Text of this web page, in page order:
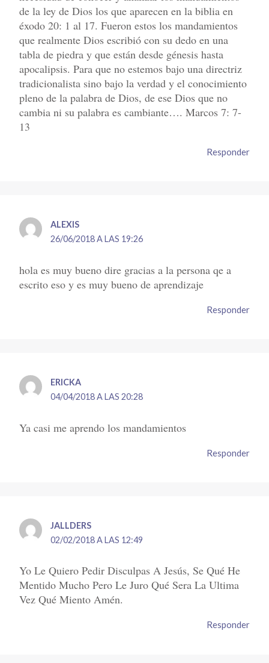
de la ley de Dios los que aparecen en la biblia en
éxodo 20: 1 al 17. Fueron estos los mandamientos
que realmente Dios escribió con su dedo en una
tabla de piedra y que están desde génesis hasta
apocalipsis. Para que no estemos bajo una directriz
tradicionalista sino bajo la verdad y el conocimiento
pleno de la palabra de Dios, de ese Dios que no
cambia ni su palabra es cambiante…. Marcos 7: 7-
13
Responder
ALEXIS
26/06/2018 A LAS 19:26
hola es muy bueno dire gracias a la persona qe a
escrito eso y es muy bueno de aprendizaje
Responder
ERICKA
04/04/2018 A LAS 20:28
Ya casi me aprendo los mandamientos
Responder
JALLDERS
02/02/2018 A LAS 12:49
Yo Le Quiero Pedir Disculpas A Jesús, Se Qué He
Mentido Mucho Pero Le Juro Qué Sera La Ultima
Vez Qué Miento Amén.
Responder